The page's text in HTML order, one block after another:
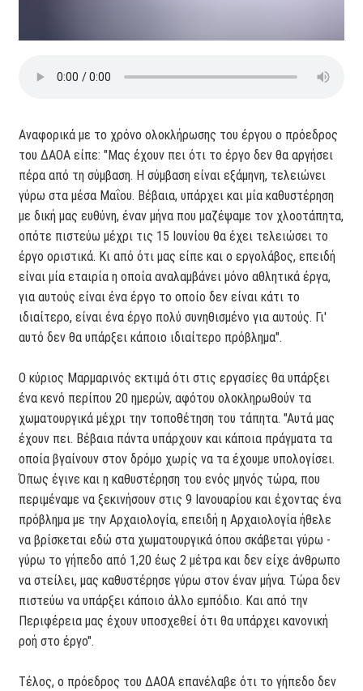
Αναφορικά με το χρόνο ολοκλήρωσης του έργου ο πρόεδρος
του ΔΑΟΑ είπε: "Μας έχουν πει ότι το έργο δεν θα αργήσει
πέρα από τη σύμβαση. Η σύμβαση είναι εξάμηνη, τελειώνει
γύρω στα μέσα Μαΐου. Βέβαια, υπάρχει και μία καθυστέρηση
με δική μας ευθύνη, έναν μήνα που μαζέψαμε τον χλοοτάπητα,
οπότε πιστεύω μέχρι τις 15 Ιουνίου θα έχει τελειώσει το
έργο οριστικά. Κι από ότι μας είπε και ο εργολάβος, επειδή
είναι μία εταιρία η οποία αναλαμβάνει μόνο αθλητικά έργα,
για αυτούς είναι ένα έργο το οποίο δεν είναι κάτι το
ιδιαίτερο, είναι ένα έργο πολύ συνηθισμένο για αυτούς. Γι'
αυτό δεν θα υπάρξει κάποιο ιδιαίτερο πρόβλημα".
Ο κύριος Μαρμαρινός εκτιμά ότι στις εργασίες θα υπάρξει
ένα κενό περίπου 20 ημερών, αφότου ολοκληρωθούν τα
χωματουργικά μέχρι την τοποθέτηση του τάπητα. "Αυτά μας
έχουν πει. Βέβαια πάντα υπάρχουν και κάποια πράγματα τα
οποία βγαίνουν στον δρόμο χωρίς να τα έχουμε υπολογίσει.
Όπως έγινε και η καθυστέρηση του ενός μηνός τώρα, που
περιμέναμε να ξεκινήσουν στις 9 Ιανουαρίου και έχοντας ένα
πρόβλημα με την Αρχαιολογία, επειδή η Αρχαιολογία ήθελε
να βρίσκεται εδώ στα χωματουργικά όπου σκάβεται γύρω -
γύρω το γήπεδο από 1,20 έως 2 μέτρα και δεν είχε άνθρωπο
να στείλει, μας καθυστέρησε γύρω στον έναν μήνα. Τώρα δεν
πιστεύω να υπάρξει κάποιο άλλο εμπόδιο. Και από την
Περιφέρεια μας έχουν υποσχεθεί ότι θα υπάρχει κανονική
ροή στο έργο".
Τέλος, ο πρόεδρος του ΔΑΟΑ επανέλαβε ότι το γήπεδο δεν